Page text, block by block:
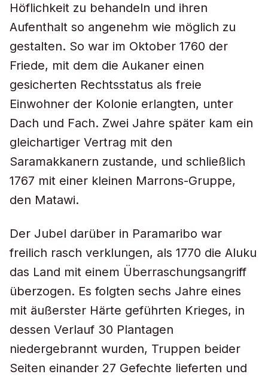
Höflichkeit zu behandeln und ihren
Aufenthalt so angenehm wie möglich zu
gestalten. So war im Oktober 1760 der
Friede, mit dem die Aukaner einen
gesicherten Rechtsstatus als freie
Einwohner der Kolonie erlangten, unter
Dach und Fach. Zwei Jahre später kam ein
gleichartiger Vertrag mit den
Saramakkanern zustande, und schließlich
1767 mit einer kleinen Marrons-Gruppe,
den Matawi.
Der Jubel darüber in Paramaribo war
freilich rasch verklungen, als 1770 die Aluku
das Land mit einem Überraschungsangriff
überzogen. Es folgten sechs Jahre eines
mit äußerster Härte geführten Krieges, in
dessen Verlauf 30 Plantagen
niedergebrannt wurden, Truppen beider
Seiten einander 27 Gefechte lieferten und